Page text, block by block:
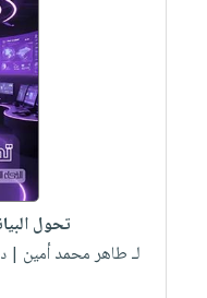
تحول
لـ طاهر محمد أمين |